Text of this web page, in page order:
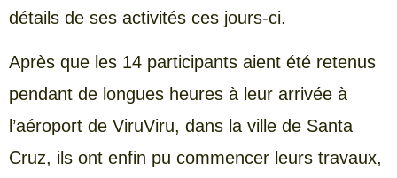
détails de ses activités ces jours-ci.
Après que les 14 participants aient été retenus
pendant de longues heures à leur arrivée à
l’aéroport de ViruViru, dans la ville de Santa
Cruz, ils ont enfin pu commencer leurs travaux,